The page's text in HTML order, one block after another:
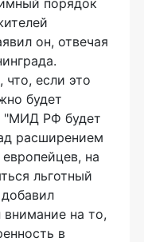
порядок
он, отвечая
что, если это
будет
"МИД РФ будет
расширением
на
льготный
на то,
в